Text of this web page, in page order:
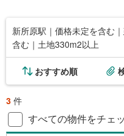
新所原駅｜価格未定を含む
含む｜土地330m2以上
おすすめ順
3 件
すべての物件をチェ